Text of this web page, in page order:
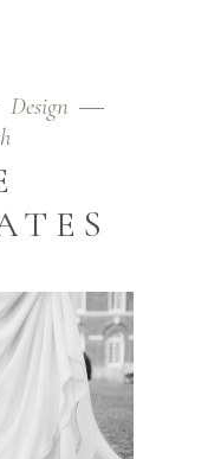
Design